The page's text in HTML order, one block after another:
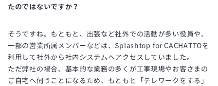
たのではないですか？
そうですね。もともと、出張など社外での活動が多い役員や、
一部の営業所属メンバーなどは、Splashtop for CACHATTOを
利用して社外から社内システムへアクセスしていました。
ただ弊社の場合、基本的な業務の多くが工事現場やお客さまの
ご自宅へ伺うことになるため、もともと「テレワークをする」